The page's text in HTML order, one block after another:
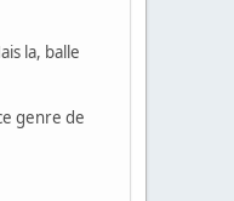
la, balle
genre de